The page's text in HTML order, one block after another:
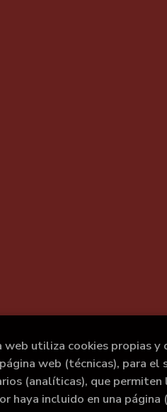
web utiliza cookies propias y
web (técnicas), para
(analíticas), que
haya incluido en una